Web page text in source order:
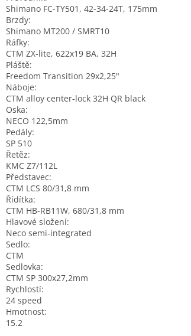
Shimano FC-TY501, 42-34-24T, 175mm
Brzdy:
Shimano MT200 / SMRT10
Ráfky:
CTM ZX-lite, 622x19 BA, 32H
Pláště:
Freedom Transition 29x2,25"
Náboje:
CTM alloy center-lock 32H QR black
Oska:
NECO 122,5mm
Pedály:
SP 510
Řetěz:
KMC Z7/112L
Představec:
CTM LCS 80/31,8 mm
Řídítka:
CTM HB-RB11W, 680/31,8 mm
Hlavové složení:
Neco semi-integrated
Sedlo:
CTM
Sedlovka:
CTM SP 300x27,2mm
Rychlostí:
24 speed
Hmotnost:
15.2